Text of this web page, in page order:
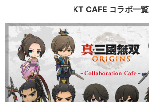
KT CAFE コラボ一覧